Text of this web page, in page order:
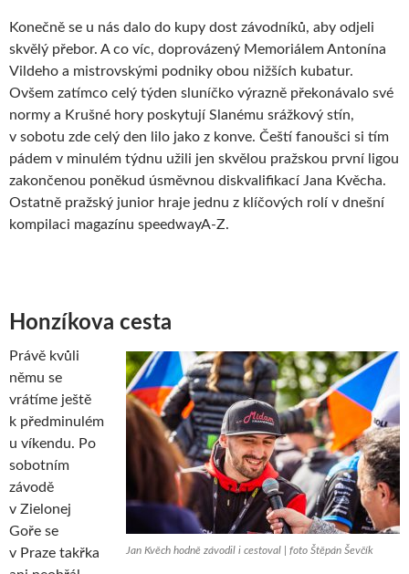
Konečně se u nás dalo do kupy dost závodníků, aby odjeli
skvělý přebor. A co víc, doprovázený Memoriálem Antonína
Vildeho a mistrovskými podniky obou nižších kubatur.
Ovšem zatímco celý týden sluníčko výrazně překonávalo své
normy a Krušné hory poskytují Slanému srážkový stín,
v sobotu zde celý den lilo jako z konve. Čeští fanoušci si tím
pádem v minulém týdnu užili jen skvělou pražskou první ligou
zakončenou poněkud úsměvnou diskvalifikací Jana Kvěcha.
Ostatně pražský junior hraje jednu z klíčových rolí v dnešní
kompilaci magazínu speedwayA-Z.
Honzíkova cesta
Jan Kvěch hodně závodil i cestoval | foto Štěpán Ševčík
Právě kvůli
němu se
vrátíme ještě
k předminulém
u víkendu. Po
sobotním
závodě
v Zielonej
Goře se
v Praze takřka